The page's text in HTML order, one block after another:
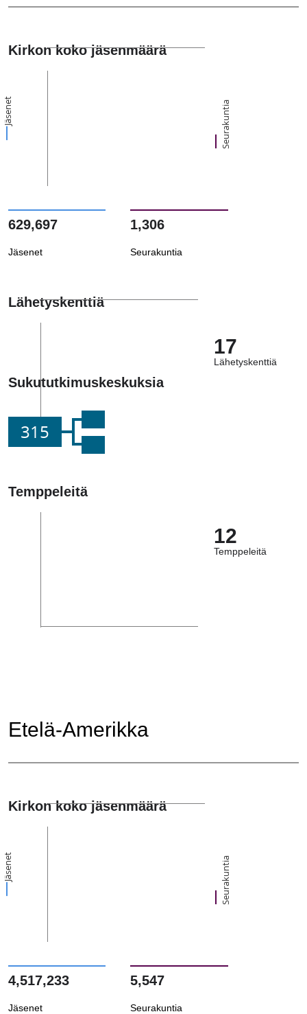
Kirkon koko jäsenmäärä
Jäsenet Seurakuntia
629,697
Jäsenet
1,306
Seurakuntia
Lähetyskenttiä
17
Lähetyskenttiä
Sukututkimuskeskuksia
315
Temppeleitä
12
Temppeleitä
Etelä-Amerikka
Kirkon koko jäsenmäärä
Jäsenet Seurakuntia
4,517,233
Jäsenet
5,547
Seurakuntia